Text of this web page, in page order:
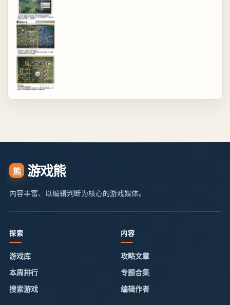
熊 游戏熊
内容丰富、以编辑判断为核心的游戏媒体。
探索
游戏库
本周排行
搜索游戏
内容
攻略文章
专题合集
编辑作者